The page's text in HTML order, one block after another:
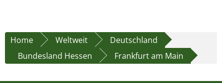
Home Weltweit
Deutschland
Bundesland Hessen
Frankfurt am Main